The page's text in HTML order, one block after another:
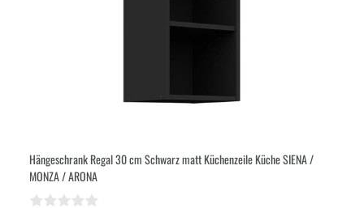
Hängeschrank Regal 30 cm Schwarz matt Küchenzeile Küche SIENA /
MONZA / ARONA